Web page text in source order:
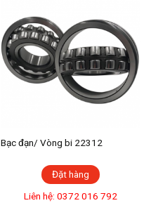
Bạc đạn/ Vòng bi 22312
Đặt hàng
Liên hệ: 0372 016 792